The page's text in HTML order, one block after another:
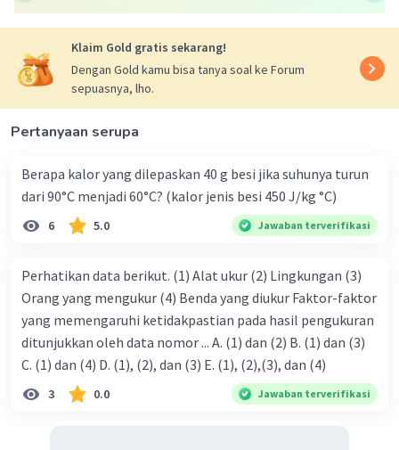
Klaim Gold gratis sekarang!
Dengan Gold kamu bisa tanya soal ke Forum
sepuasnya, lho.
Pertanyaan serupa
Berapa kalor yang dilepaskan 40 g besi jika suhunya turun
dari 90°C menjadi 60°C? (kalor jenis besi 450 J/kg °C)
6 5.0 Jawaban terverifikasi
Perhatikan data berikut. (1) Alat ukur (2) Lingkungan (3)
Orang yang mengukur (4) Benda yang diukur Faktor-faktor
yang memengaruhi ketidakpastian pada hasil pengukuran
ditunjukkan oleh data nomor ... A. (1) dan (2) B. (1) dan (3)
C. (1) dan (4) D. (1), (2), dan (3) E. (1), (2),(3), dan (4)
3 0.0 Jawaban terverifikasi